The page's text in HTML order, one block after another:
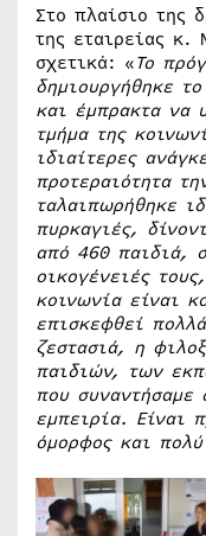
Στο πλαίσιο της
της εταιρείας κ.
σχετικά: «Το
δημιουργήθηκε
και έμπρακτα να
τμήμα της
ιδιαίτερες
προτεραιότητα
ταλαιπωρήθηκε
πυρκαγιές,
από 460 παιδιά,
οικογένειές
κοινωνία είναι
επισκεφθεί
ζεστασιά, η
παιδιών, των
που συναντήσαμε
εμπειρία. Είναι
όμορφος και